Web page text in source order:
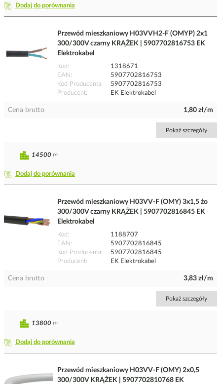
Dodaj do porównania
Przewód mieszkaniowy H03VVH2-F (OMYP) 2x1
300/300V czarny KRĄŻEK | 5907702816753 EK
Elektrokabel
Kod
1318671
EAN
5907702816753
Kod Producenta
5907702816753
Producent
EK Elektrokabel
Cena brutto 1,80 zł/m
Pokaż szczegóły
Dodaj do porównania
14500 m
Przewód mieszkaniowy H03VV-F (OMY) 3x1,5 żo
300/300V czarny KRĄŻEK | 5907702816845 EK
Elektrokabel
Kod
1188707
EAN
5907702816845
Kod Producenta
5907702816845
Producent
EK Elektrokabel
Cena brutto 3,83 zł/m
Pokaż szczegóły
Dodaj do porównania
13800 m
Przewód mieszkaniowy H03VV-F (OMY) 2x0,5
300/300V KRĄŻEK | 5907702810768 EK